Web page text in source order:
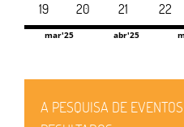
19 20 21 22
mar'25 abr'25
A PESQUISA DE